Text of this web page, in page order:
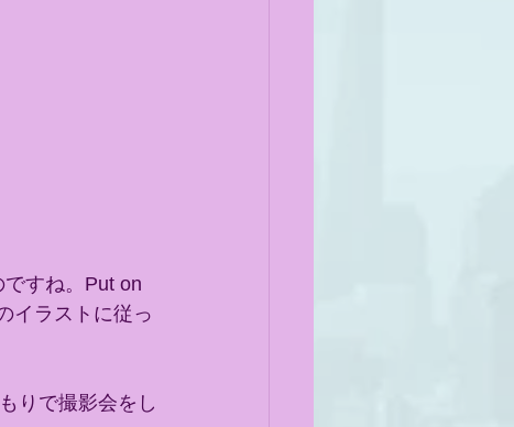
すね。Put on
イラストに従っ
りで撮影会をし